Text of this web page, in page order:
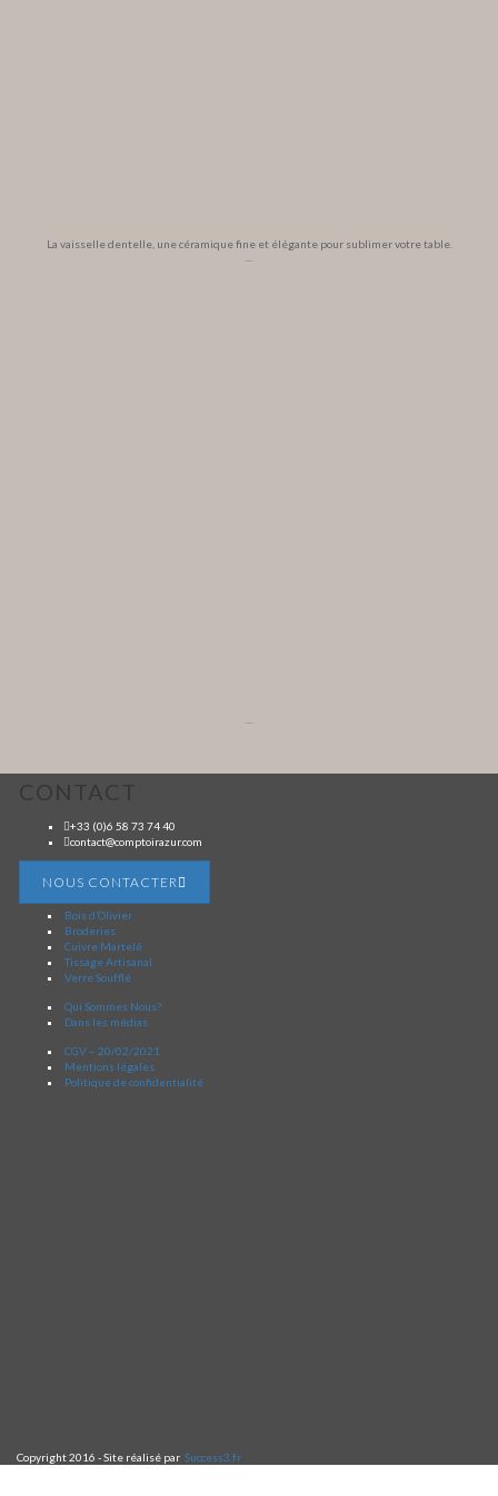
La vaisselle dentelle, une céramique fine et élégante pour sublimer votre table.
CONTACT
+33 (0)6 58 73 74 40
contact@comptoirazur.com
NOUS CONTACTER
Bois d’Olivier
Broderies
Cuivre Martelé
Tissage Artisanal
Verre Soufflé
Qui Sommes Nous?
Dans les médias
CGV – 20/02/2021
Mentions légales
Politique de confidentialité
Copyright 2016 - Site réalisé par Success3.fr